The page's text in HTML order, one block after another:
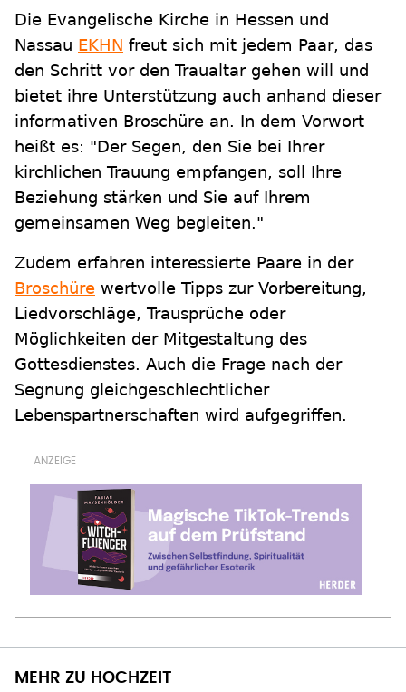
Die Evangelische Kirche in Hessen und
Nassau EKHN freut sich mit jedem Paar, das
den Schritt vor den Traualtar gehen will und
bietet ihre Unterstützung auch anhand dieser
informativen Broschüre an. In dem Vorwort
heißt es: "Der Segen, den Sie bei Ihrer
kirchlichen Trauung empfangen, soll Ihre
Beziehung stärken und Sie auf Ihrem
gemeinsamen Weg begleiten."
Zudem erfahren interessierte Paare in der
Broschüre wertvolle Tipps zur Vorbereitung,
Liedvorschläge, Trausprüche oder
Möglichkeiten der Mitgestaltung des
Gottesdienstes. Auch die Frage nach der
Segnung gleichgeschlechtlicher
Lebenspartnerschaften wird aufgegriffen.
MEHR ZU HOCHZEIT